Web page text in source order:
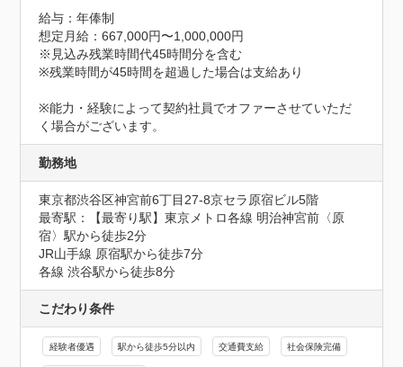
給与：年俸制
想定月給：667,000円〜1,000,000円
※見込み残業時間代45時間分を含む
※残業時間が45時間を超過した場合は支給あり
※能力・経験によって契約社員でオファーさせていただ
く場合がございます。
勤務地
東京都渋谷区神宮前6丁目27-8京セラ原宿ビル5階
最寄駅：【最寄り駅】東京メトロ各線 明治神宮前〈原
宿〉駅から徒歩2分
JR山手線 原宿駅から徒歩7分
各線 渋谷駅から徒歩8分
こだわり条件
経験者優遇 駅から徒歩5分以内 交通費支給 社会保険完備